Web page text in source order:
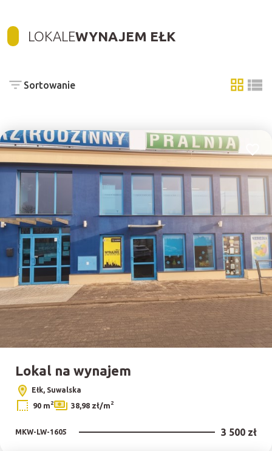
LOKALEWYNAJEM EŁK
Sortowanie
tabela
Lokal na wynajem
Ełk, Suwalska
90 m2 38,98 zł/m2
MKW-LW-1605 3 500 zł